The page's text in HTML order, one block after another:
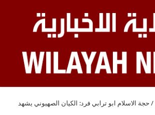
/ حجة الاسلام ابو ترابي فرد: الكيان الصهيوني يشهد